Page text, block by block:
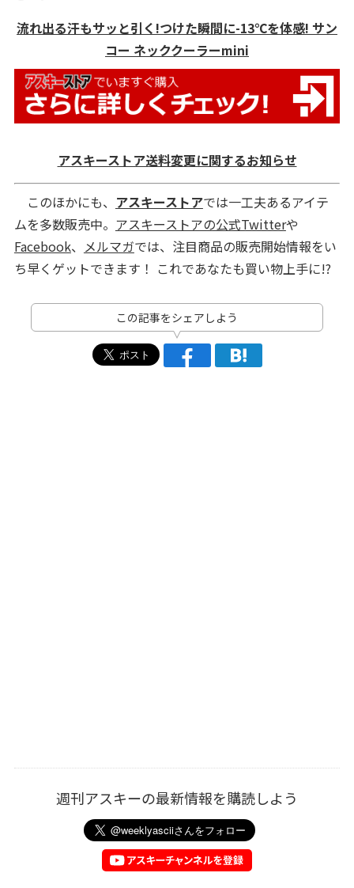
流れ出る汗もサッと引く!つけた瞬間に-13℃を体感! サン
コー ネッククーラーmini
アスキーストア送料変更に関するお知らせ
このほかにも、 アスキーストアでは一工夫あるアイテ
ムを多数販売中。 アスキーストアの公式Twitterや
Facebook、 メルマガでは、注目商品の販売開始情報をい
ち早くゲットできます！ これであなたも買い物上手に!?
この記事をシェアしよう
週刊アスキーの最新情報を購読しよう